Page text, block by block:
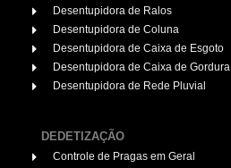
Desentupidora de Ralos
Desentupidora de Coluna
Desentupidora de Caixa de Esgoto
Desentupidora de Caixa de Gordura
Desentupidora de Rede Pluvial
DEDETIZAÇÃO
Controle de Pragas em Geral